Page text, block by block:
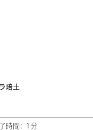
培土
時間: 1分